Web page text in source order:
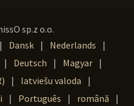
sp.z o.o.
| Dansk | Nederlands
|
| Deutsch | Magyar
|
| latviešu valoda
|
| Português | română |